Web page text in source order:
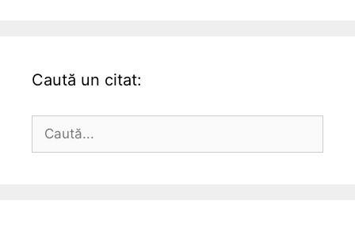
Caută un citat:
după: